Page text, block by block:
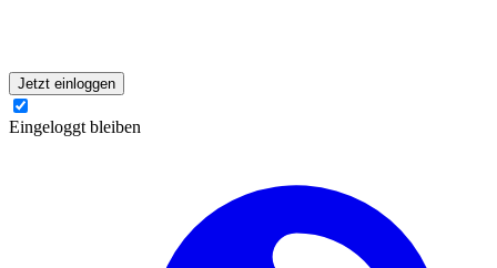
Jetzt einloggen
Eingeloggt bleiben